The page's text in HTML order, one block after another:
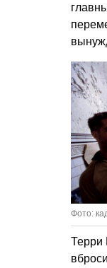
Фото:
Терри